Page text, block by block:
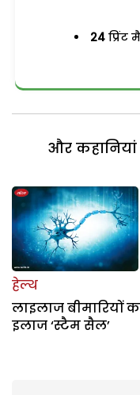
24 प्रिंट
और
हेल्थ
लाइलाज बीमारियों
इलाज ‘स्टैम सैल’